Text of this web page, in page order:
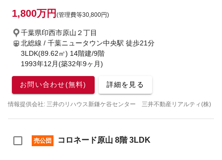
1,800万円 (管理費等30,800円)
千葉県印西市原山２丁目
北総線 / 千葉ニュータウン中央駅 徒歩21分
3LDK(89.62㎡) 14階建/9階
1993年12月(築32年9ヶ月)
お問い合わせ(無料) 詳細を見る
情報提供会社: 三井のリハウス新鎌ケ谷センター 三井不動産リアルティ(株)
売公団 コロネード原山 8階 3LDK